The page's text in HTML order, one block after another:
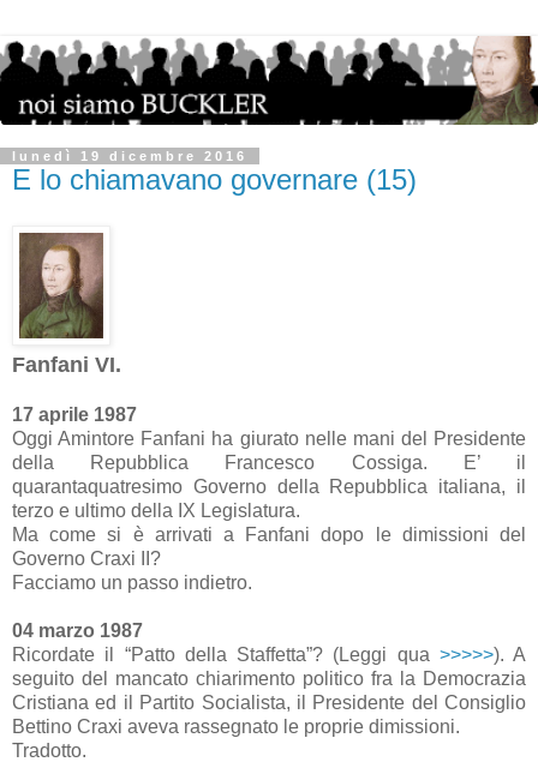
lunedì 19 dicembre 2016
E lo chiamavano governare (15)
Fanfani VI.
17 aprile 1987
Oggi Amintore Fanfani ha giurato nelle mani del Presidente
della Repubblica Francesco Cossiga. E’ il
quarantaquatresimo Governo della Repubblica italiana, il
terzo e ultimo della IX Legislatura.
Ma come si è arrivati a Fanfani dopo le dimissioni del
Governo Craxi II?
Facciamo un passo indietro.
04 marzo 1987
Ricordate il “Patto della Staffetta”? (Leggi qua >>>>>). A
seguito del mancato chiarimento politico fra la Democrazia
Cristiana ed il Partito Socialista, il Presidente del Consiglio
Bettino Craxi aveva rassegnato le proprie dimissioni.
Tradotto.